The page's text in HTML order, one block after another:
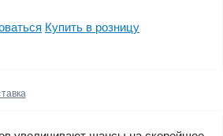
Купить в розницу